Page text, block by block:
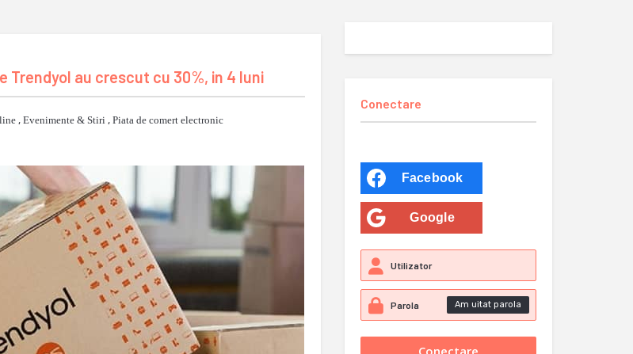
Trendyol au crescut cu 30%, in 4 luni
, Evenimente & Stiri , Piata de comert electronic
Conectare
Facebook
Google
Am uitat parola